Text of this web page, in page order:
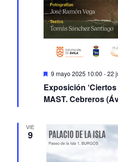
Featured
9 mayo 2025 10:00 -22
Exposición
MAST. Cebreros
VIE
9